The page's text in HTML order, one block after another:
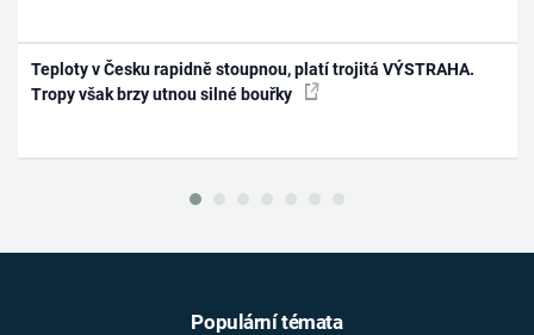
Teploty v Česku rapidně stoupnou, platí trojitá VÝSTRAHA.
Tropy však brzy utnou silné bouřky
Populární témata